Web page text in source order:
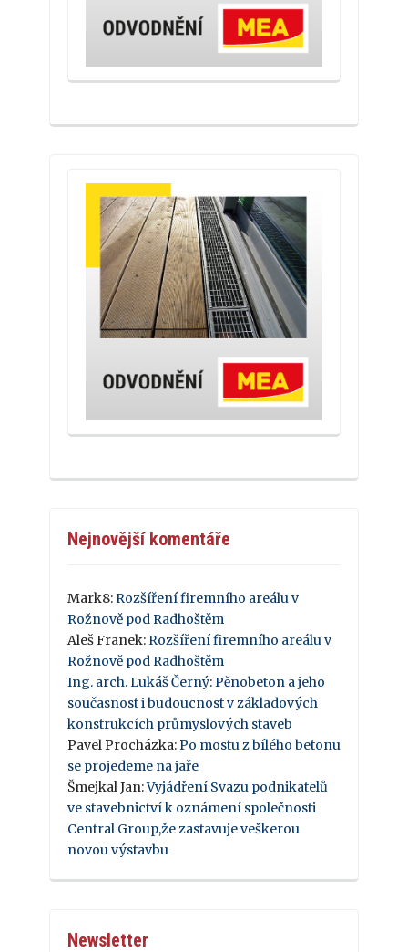
Nejnovější komentáře
Mark8: Rozšíření firemního areálu v
Rožnově pod Radhoštěm
Aleš Franek: Rozšíření firemního areálu v
Rožnově pod Radhoštěm
Ing. arch. Lukáš Černý: Pěnobeton a jeho
současnost i budoucnost v základových
konstrukcích průmyslových staveb
Pavel Procházka: Po mostu z bílého betonu
se projedeme na jaře
Šmejkal Jan:Vyjádření Svazu podnikatelů
ve stavebnictví k oznámení společnosti
Central Group,že zastavuje veškerou
novou výstavbu
Newsletter